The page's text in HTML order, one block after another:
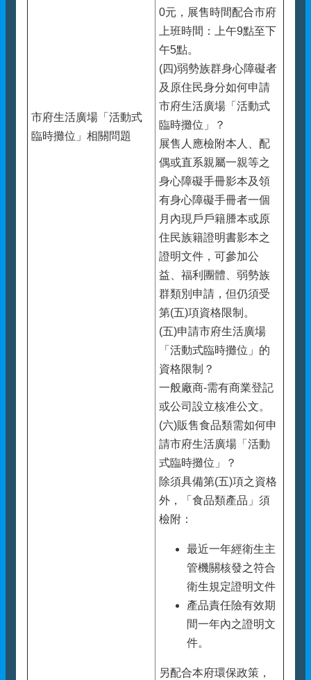
市府生活廣場「活動式
臨時攤位」相關問題
0元，展售時間配合市府
上班時間：上午9點至下
午5點。
(四)弱勢族群身心障礙者
及原住民身分如何申請
市府生活廣場「活動式
臨時攤位」？
展售人應檢附本人、配
偶或直系親屬一親等之
身心障礙手冊影本及領
有身心障礙手冊者一個
月內現戶戶籍謄本或原
住民族籍證明書影本之
證明文件，可參加公
益、福利團體、弱勢族
群類別申請，但仍須受
第(五)項資格限制。
(五)申請市府生活廣場
「活動式臨時攤位」的
資格限制？
一般廠商-需有商業登記
或公司設立核准公文。
(六)販售食品類需如何申
請市府生活廣場「活動
式臨時攤位」？
除須具備第(五)項之資格
外，「食品類產品」須
檢附：
最近一年經衛生主
管機關核發之符合
衛生規定證明文件
產品責任險有效期
間一年內之證明文
件。
另配合本府環保政策，